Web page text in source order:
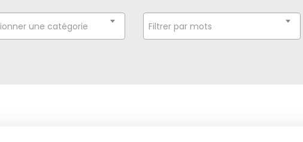
une catégorie Filtrer par mots